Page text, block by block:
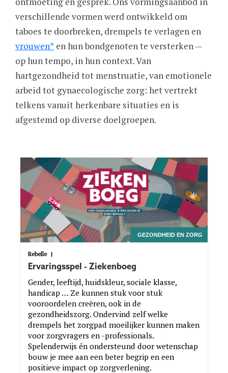
verschillende vormen werd ontwikkeld om
taboes te doorbreken, drempels te verlagen en
vrouwen* en hun bondgenoten te versterken —
op hun tempo, in hun context. Van
hartgezondheid tot menstruatie, van emotionele
arbeid tot gynaecologische zorg: het vertrekt
telkens vanuit herkenbare situaties en is
afgestemd op diverse doelgroepen.
Site
structuur
Image
GEZONDHEID EN ZORG
Rebelle |
Ervaringsspel - Ziekenboeg
Gender, leeftijd, huidskleur, sociale klasse,
handicap … Ze kunnen stuk voor stuk
vooroordelen creëren, ook in de
gezondheidszorg. Ondervind zelf welke
drempels het zorgpad moeilijker kunnen maken
voor zorgvragers en -professionals.
Spelenderwijs én ondersteund door wetenschap
bouw je mee aan een beter begrip en een
positieve impact op zorgverlening.